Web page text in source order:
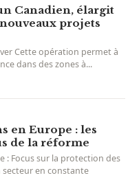
Canadien, élargit
projets
Cette opération permet à
dans des zones à...
en Europe : les
de la réforme
: Focus sur la protection des
secteur en constante